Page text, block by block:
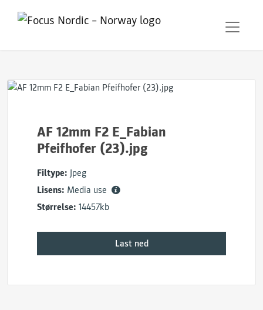
AF 12mm F2 E_Fabian
Pfeifhofer (23).jpg
Filtype: Jpeg
Lisens: Media use
Størrelse: 14457kb
Last ned